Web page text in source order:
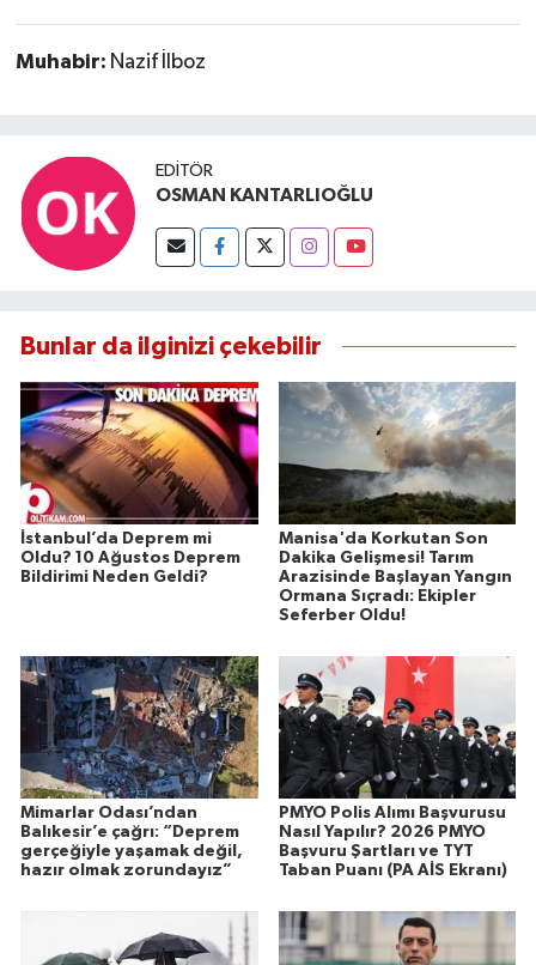
Muhabir: Nazif İlboz
EDITÖR
OSMAN KANTARLIOĞLU
Bunlar da ilginizi çekebilir
İstanbul’da Deprem mi
Oldu? 10 Ağustos Deprem
Bildirimi Neden Geldi?
Manisa'da Korkutan Son
Dakika Gelişmesi! Tarım
Arazisinde Başlayan Yangın
Ormana Sıçradı: Ekipler
Seferber Oldu!
Mimarlar Odası’ndan
Balıkesir’e çağrı: “Deprem
gerçeğiyle yaşamak değil,
hazır olmak zorundayız”
PMYO Polis Alımı Başvurusu
Nasıl Yapılır? 2026 PMYO
Başvuru Şartları ve TYT
Taban Puanı (PA AİS Ekranı)